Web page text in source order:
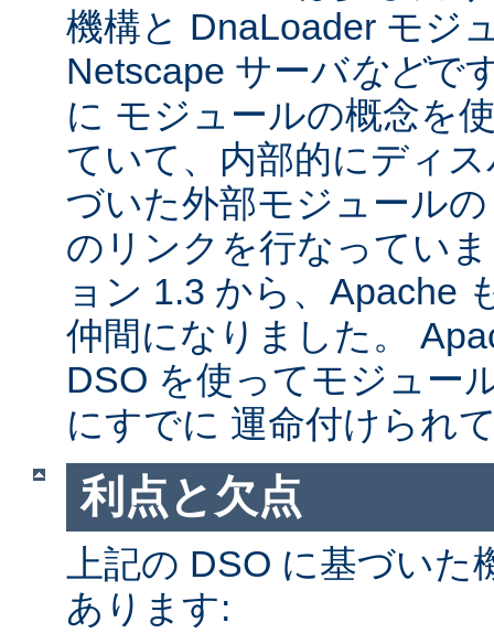
機構と DnaLoader モジ
Netscape サーバなどで
に モジュールの概念を
ていて、内部的にディ
づいた外部モジュール
のリンクを行なってい
ョン 1.3 から、Apache
仲間になりました。
DSO を使ってモジュー
にすでに 運命付けられ
利点と欠点
上記の DSO に基づい
あります: